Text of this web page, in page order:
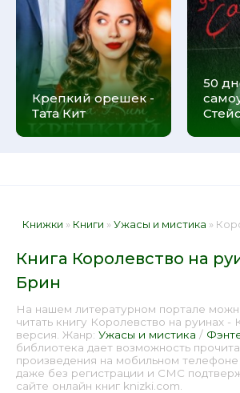
Крепкий орешек -
Тата Кит
50
Книжки » Книги »Ужасы и мистика » Королевство
Книга Королевство на
Брин
На нашем литературном портале
читать книгу Королевство на руинах
версия. Жанр: Ужасы и мистика /
библиотека дает возможность
произведения на мобильном
даже без регистрации и СМС
сайте онлайн книг knizki.com.